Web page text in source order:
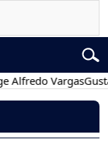
VargasGustavo